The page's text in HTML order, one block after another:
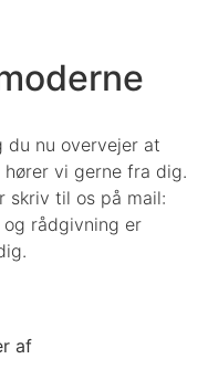
du nu overvejer at
vi gerne fra dig.
skriv til os på mail:
og rådgivning er